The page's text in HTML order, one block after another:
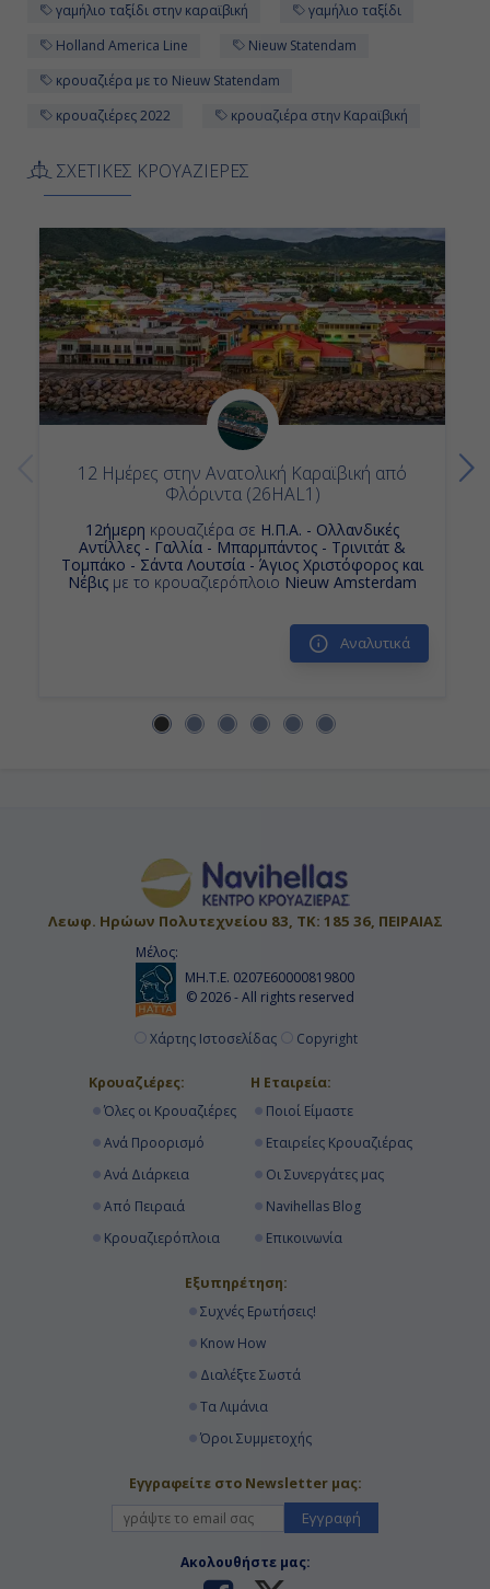
γαμήλιο ταξίδι στην καραϊβική
γαμήλιο ταξίδι
Holland America Line
Nieuw Statendam
κρουαζιέρα με το Nieuw Statendam
κρουαζιέρες 2022
κρουαζιέρα στην Καραϊβική
ΣΧΕΤΙΚΕΣ ΚΡΟΥΑΖΙΕΡΕΣ
12 Ημέρες στην Ανατολική Καραϊβική από
Φλόριντα (26HAL1)
12ήμερη κρουαζιέρα σε Η.Π.Α. - Ολλανδικές
Αντίλλες - Γαλλία - Μπαρμπάντος - Τρινιτάτ &
Τομπάκο - Σάντα Λουτσία - Άγιος Χριστόφορος και
Νέβις με το κρουαζιερόπλοιο Nieuw Amsterdam
Αναλυτικά
Λεωφ. Ηρώων Πολυτεχνείου 83, ΤΚ: 185 36, ΠΕΙΡΑΙΑΣ
Μέλος:
ΜΗ.Τ.Ε. 0207Ε60000819800
© 2026 - All rights reserved
Χάρτης Ιστοσελίδας Copyright
Κρουαζιέρες:
Όλες οι Κρουαζιέρες
Ανά Προορισμό
Ανά Διάρκεια
Από Πειραιά
Κρουαζιερόπλοια
Η Εταιρεία:
Ποιοί Είμαστε
Εταιρείες Κρουαζιέρας
Οι Συνεργάτες μας
Navihellas Blog
Επικοινωνία
Εξυπηρέτηση:
Συχνές Ερωτήσεις!
Know How
Διαλέξτε Σωστά
Τα Λιμάνια
Όροι Συμμετοχής
Εγγραφείτε στο Newsletter μας:
Εγγραφή
Ακολουθήστε μας: